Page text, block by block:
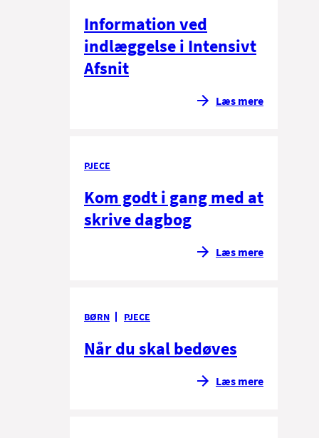
Information ved
indlæggelse i Intensivt
Afsnit
Læs mere
PJECE
Kom godt i gang med at
skrive dagbog
Læs mere
BØRN PJECE
Når du skal bedøves
Læs mere